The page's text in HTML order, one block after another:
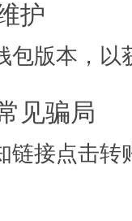
护
包版本，以
见骗局
链接点击转